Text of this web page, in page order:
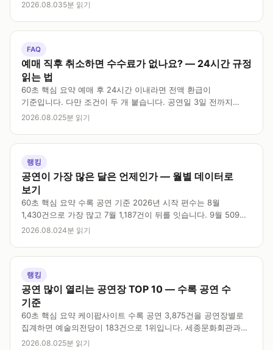
2026.08.035분 읽기
FAQ
예매 직후 취소하면 수수료가 없나요? — 24시간 규정
읽는 법
60초 핵심 요약 예매 후 24시간 이내라면 전액 환급이
기준입니다. 다만 조건이 두 개 붙습니다. 공연일 3일 전까지
예매한 건이어야 하고, 비영업일은 시간 계산에서 제외됩니다.
2026.08.025분 읽기
랭킹
공연이 가장 많은 달은 언제인가 — 월별 데이터로
보기
60초 핵심 요약 수록 공연 기준 2026년 시작 편수는 8월
1,430건으로 가장 많고 7월 1,187건이 뒤를 잇습니다. 9월 509건,
10월 266건, 11월 132건, 12월 79건으로 감소합니다. 다만 뒤로
2026.08.024분 읽기
랭킹
공연 많이 열리는 공연장 TOP 10 — 수록 공연 수
기준
60초 핵심 요약 케이팝사이트 수록 공연 3,875건을 공연장별로
집계하면 예술의전당이 183건으로 1위입니다. 세종문화회관과
금호아트홀 연세가 각 71건으로 공동 2위입니다. 상위 10곳 중
2026.08.025분 읽기